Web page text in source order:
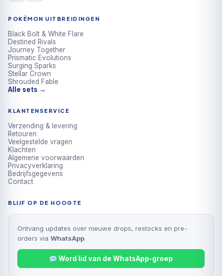
POKÉMON UITBREIDINGEN
Black Bolt & White Flare
Destined Rivals
Journey Together
Prismatic Evolutions
Surging Sparks
Stellar Crown
Shrouded Fable
Alle sets →
KLANTENSERVICE
Verzending & levering
Retouren
Veelgestelde vragen
Klachten
Algemene voorwaarden
Privacyverklaring
Bedrijfsgegevens
Contact
BLIJF OP DE HOOGTE
Ontvang updates over nieuwe drops, restocks en pre-
orders via WhatsApp
Word lid van de WhatsApp-groep